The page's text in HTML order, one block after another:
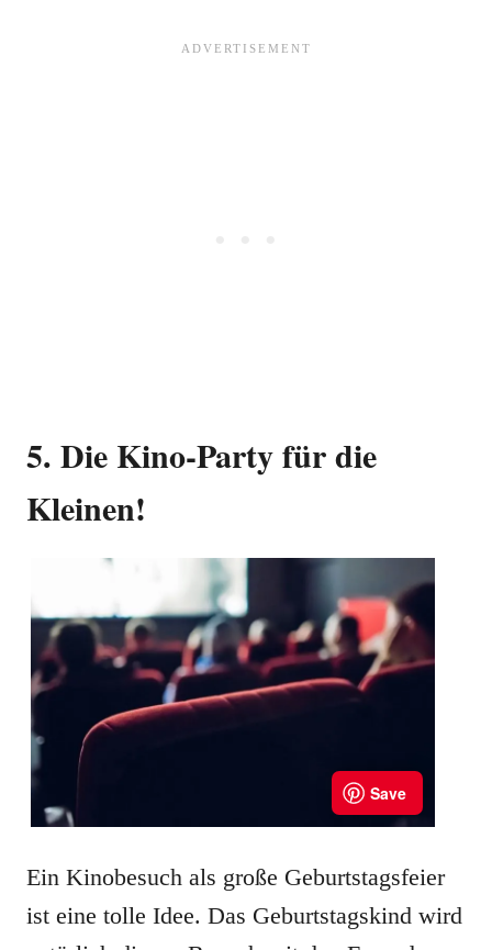
5. Die Kino-Party für die
Kleinen!
Ein Kinobesuch als große Geburtstagsfeier
ist eine tolle Idee. Das Geburtstagskind wird